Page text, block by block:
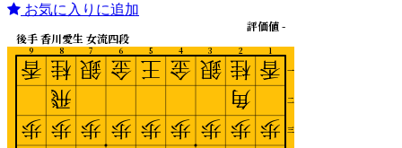
お気に入りに追加
1
2
3
4
5
6
7
8
9
一
二
三
後手 香川愛生 女流四段
評価値 -
香
歩
桂
角
歩
銀
歩
金
歩
王
歩
金
歩
銀
歩
桂
飛
歩
香
歩